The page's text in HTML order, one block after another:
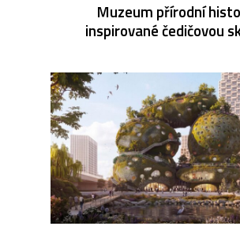
Muzeum přírodní
inspirované čedičovou